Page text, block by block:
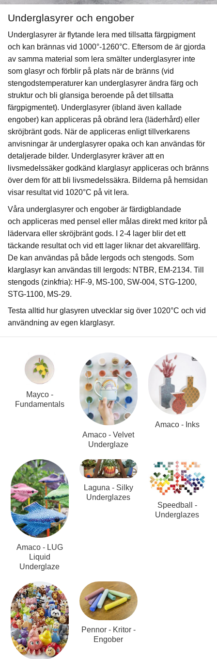
Underglasyrer och engober
Underglasyrer är flytande lera med tillsatta färgpigment
och kan brännas vid 1000°-1260°C. Eftersom de är gjorda
av samma material som lera smälter underglasyrer inte
som glasyr och förblir på plats när de bränns (vid
stengodstemperaturer kan underglasyrer ändra färg och
struktur och bli glansiga beroende på det tillsatta
färgpigmentet). Underglasyrer (ibland även kallade
engober) kan appliceras på obränd lera (läderhård) eller
skröjbränt gods. När de appliceras enligt tillverkarens
anvisningar är underglasyrer opaka och kan användas för
detaljerade bilder. Underglasyrer kräver att en
livsmedelssäker godkänd klarglasyr appliceras och bränns
över dem för att bli livsmedelssäkra. Bilderna på hemsidan
visar resultat vid 1020°C på vit lera.
Våra underglasyrer och engober är färdigblandade
och appliceras med pensel eller målas direkt med kritor på
lädervara eller skröjbränt gods. I 2-4 lager blir det ett
täckande resultat och vid ett lager liknar det akvarellfärg.
De kan användas på både lergods och stengods. Som
klarglasyr kan användas till lergods: NTBR, EM-2134. Till
stengods (zinkfria): HF-9, MS-100, SW-004, STG-1200,
STG-1100, MS-29.
Testa alltid hur glasyren utvecklar sig över 1020°C och vid
användning av egen klarglasyr.
Mayco -
Fundamentals
Amaco - Velvet
Underglaze
Amaco - Inks
Amaco - LUG
Liquid
Underglaze
Laguna - Silky
Underglazes
Speedball -
Underglazes
Pennor - Kritor -
Engober